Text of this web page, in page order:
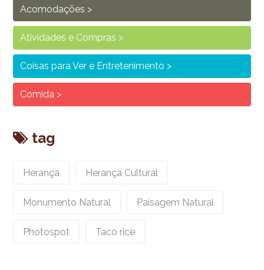
Acomodações
Atividades e Compras
Coisas para Ver e Entretenimento
Comida
tag
Herança Herança Cultural
Monumento Natural Paisagem Natural
Photospot Taco rice